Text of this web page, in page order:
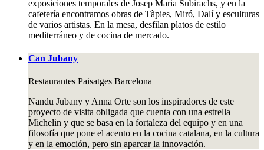
exposiciones temporales de Josep Maria Subirachs, y en la
cafetería encontramos obras de Tàpies, Miró, Dalí y esculturas
de varios artistas. En la mesa, desfilan platos de estilo
mediterráneo y de cocina de mercado.
Can Jubany
Restaurantes Paisatges Barcelona
Nandu Jubany y Anna Orte son los inspiradores de este
proyecto de visita obligada que cuenta con una estrella
Michelin y que se basa en la fortaleza del equipo y en una
filosofía que pone el acento en la cocina catalana, en la cultura
y en la emoción, pero sin aparcar la innovación.